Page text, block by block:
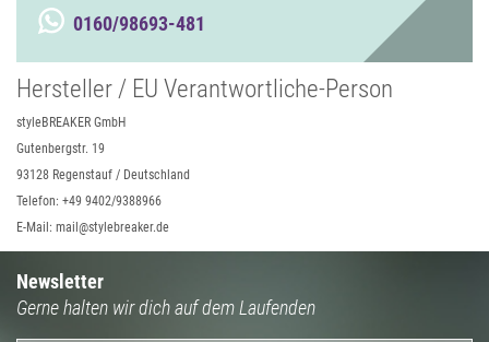
0160/98693-481
Hersteller / EU Verantwortliche-Person
styleBREAKER GmbH
Gutenbergstr. 19
93128 Regenstauf / Deutschland
Telefon: +49 9402/9388966
E-Mail: mail@stylebreaker.de
Newsletter
Gerne halten wir dich auf dem Laufenden